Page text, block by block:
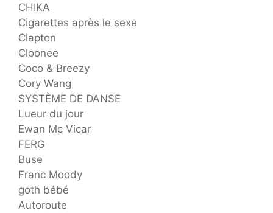
CHIKA
Cigarettes après le sexe
Clapton
Cloonee
Coco & Breezy
Cory Wang
SYSTÈME DE DANSE
Lueur du jour
Ewan Mc Vicar
FERG
Buse
Franc Moody
goth bébé
Autoroute